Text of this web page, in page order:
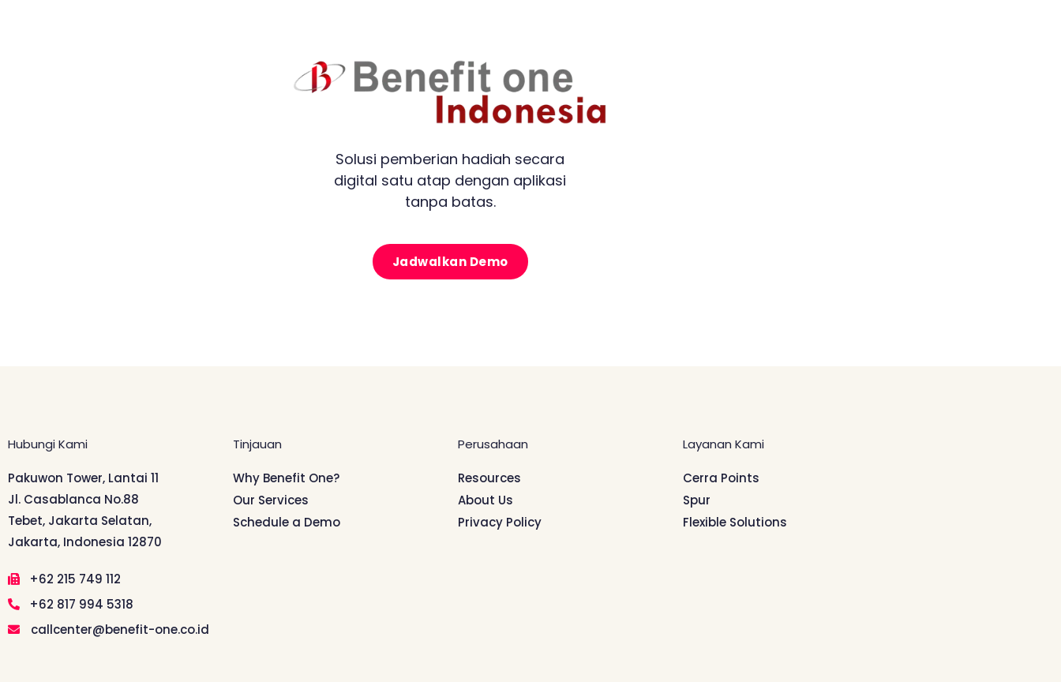
Solusi pemberian hadiah secara
digital satu atap dengan aplikasi
tanpa batas.
Jadwalkan Demo
Hubungi Kami
Pakuwon Tower, Lantai 11
Jl. Casablanca No.88
Tebet, Jakarta Selatan,
Jakarta, Indonesia 12870
+62 215 749 112
+62 817 994 5318
callcenter@benefit-one.co.id
Tinjauan
Why Benefit One?
Our Services
Schedule a Demo
Perusahaan
Resources
About Us
Privacy Policy
Layanan Kami
Cerra Points
Spur
Flexible Solutions